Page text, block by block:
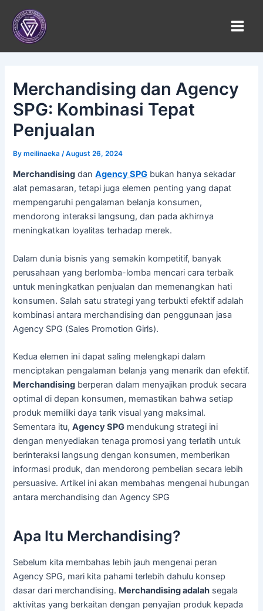
content
Merchandising dan Agency
SPG: Kombinasi Tepat
Penjualan
Bymeilinaeka/August 26, 2024
Merchandising danAgency SPG bukan hanya sekadar
alat pemasaran, tetapi juga elemen penting yang dapat
mempengaruhi pengalaman belanja konsumen,
mendorong interaksi langsung, dan pada akhirnya
meningkatkan loyalitas terhadap merek.
Dalam dunia bisnis yang semakin kompetitif, banyak
perusahaan yang berlomba-lomba mencari cara terbaik
untuk meningkatkan penjualan dan memenangkan hati
konsumen. Salah satu strategi yang terbukti efektif adalah
kombinasi antara merchandising dan penggunaan jasa
Agency SPG (Sales Promotion Girls).
Kedua elemen ini dapat saling melengkapi dalam
menciptakan pengalaman belanja yang menarik dan efektif.
Merchandising berperan dalam menyajikan produk secara
optimal di depan konsumen, memastikan bahwa setiap
produk memiliki daya tarik visual yang maksimal.
Sementara itu,Agency SPG mendukung strategi ini
dengan menyediakan tenaga promosi yang terlatih untuk
berinteraksi langsung dengan konsumen, memberikan
informasi produk, dan mendorong pembelian secara lebih
persuasive. Artikel ini akan membahas mengenai hubungan
antara merchandising dan Agency SPG
Apa Itu Merchandising?
Sebelum kita membahas lebih jauh mengenai peran
Agency SPG, mari kita pahami terlebih dahulu konsep
dasar dari merchandising. Merchandising adalah segala
aktivitas yang berkaitan dengan penyajian produk kepada